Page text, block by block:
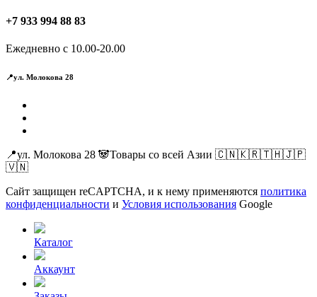
+7 933 994 88 83
Ежедневно с 10.00-20.00
📍ул. Молокова 28
📍ул. Молокова 28 🐼Товары со всей Азии 🇨🇳🇰🇷🇹🇭🇯🇵
🇻🇳
Сайт защищен reCAPTCHA, и к нему применяются политика
конфиденциальности и Условия использования Google
Каталог
Аккаунт